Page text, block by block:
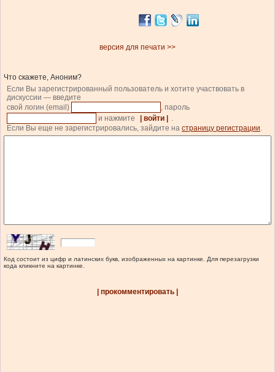
версия для печати >>
Что скажете, Аноним?
Если Вы зарегистрированный пользователь и хотите участвовать в
дискуссии — введите
свой логин (email)
, пароль
и нажмите
| войти |
.
Если Вы еще не зарегистрировались, зайдите на страницу регистрации.
Код состоит из цифр и латинских букв, изображенных на картинке. Для перезагрузки
кода кликните на картинке.
| прокомментировать |